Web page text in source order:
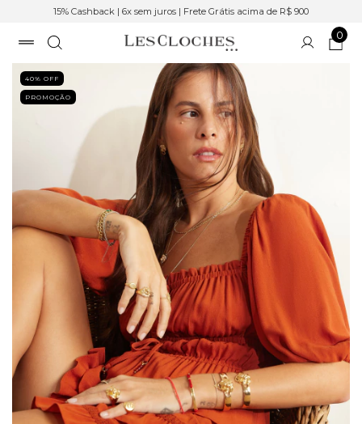
15% Cashback | 6x sem juros | Frete Grátis acima de R$ 900
0
40% OFF
PROMOÇÃO